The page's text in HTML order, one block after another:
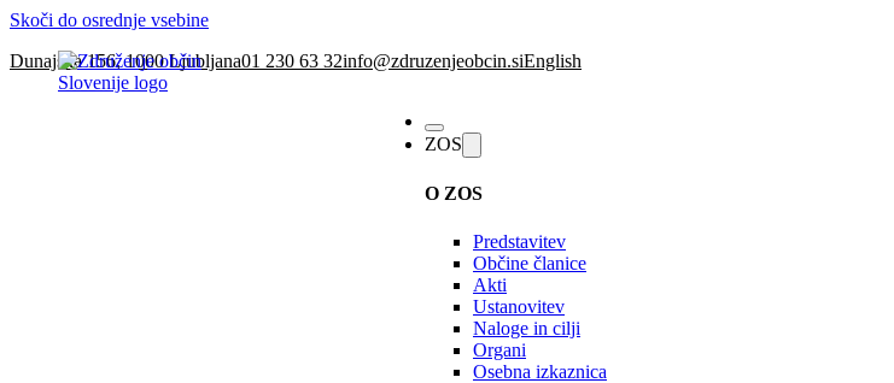
Skoči do osrednje vsebine
Dunajska 156, 1000 Ljubljana01 230 63 32info@zdruzenjeobcin.siEnglish
ZOS
O ZOS
Predstavitev
Občine članice
Akti
Ustanovitev
Naloge in cilji
Organi
Osebna izkaznica